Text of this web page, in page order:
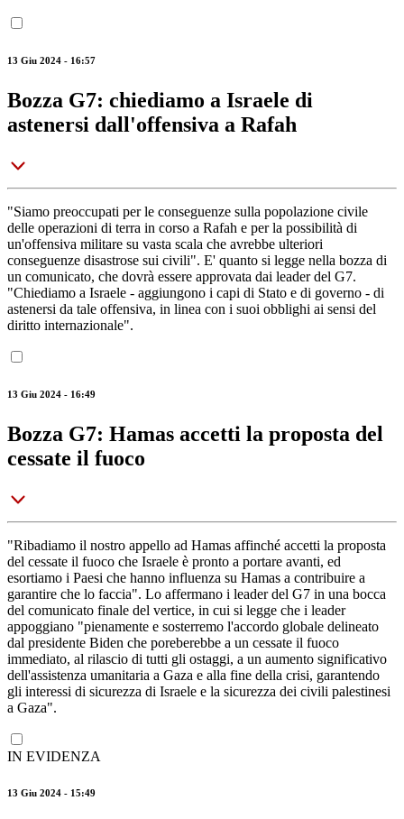
13 Giu 2024 - 16:57
Bozza G7: chiediamo a Israele di
astenersi dall'offensiva a Rafah
"Siamo preoccupati per le conseguenze sulla popolazione civile
delle operazioni di terra in corso a Rafah e per la possibilità di
un'offensiva militare su vasta scala che avrebbe ulteriori
conseguenze disastrose sui civili". E' quanto si legge nella bozza di
un comunicato, che dovrà essere approvata dai leader del G7.
"Chiediamo a Israele - aggiungono i capi di Stato e di governo - di
astenersi da tale offensiva, in linea con i suoi obblighi ai sensi del
diritto internazionale".
13 Giu 2024 - 16:49
Bozza G7: Hamas accetti la proposta del
cessate il fuoco
"Ribadiamo il nostro appello ad Hamas affinché accetti la proposta
del cessate il fuoco che Israele è pronto a portare avanti, ed
esortiamo i Paesi che hanno influenza su Hamas a contribuire a
garantire che lo faccia". Lo affermano i leader del G7 in una bocca
del comunicato finale del vertice, in cui si legge che i leader
appoggiano "pienamente e sosterremo l'accordo globale delineato
dal presidente Biden che poreberebbe a un cessate il fuoco
immediato, al rilascio di tutti gli ostaggi, a un aumento significativo
dell'assistenza umanitaria a Gaza e alla fine della crisi, garantendo
gli interessi di sicurezza di Israele e la sicurezza dei civili palestinesi
a Gaza".
IN EVIDENZA
13 Giu 2024 - 15:49